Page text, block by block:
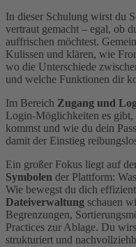
In dieser Schulung wirst du
vertraut gemacht – egal, ob
auffrischen möchtest.
Kulissen und klären, wie
wo die Unterschiede
und welche Funktionen dir
Im Bereich Zugang und
Login-Möglichkeiten es gibt,
kommst und wie du dein
damit der Einstieg
Ein großer Fokus liegt auf
Symbolen der Plattform:
Wie bewegst du dich
Dateiverwaltung schauen
Begrenzungen,
Practices zur Ablage. Du
strukturiert und